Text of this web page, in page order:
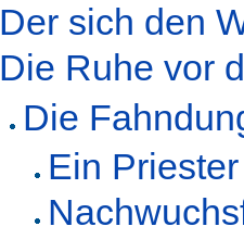
Der sich den
Die Ruhe vor
Die
Ein